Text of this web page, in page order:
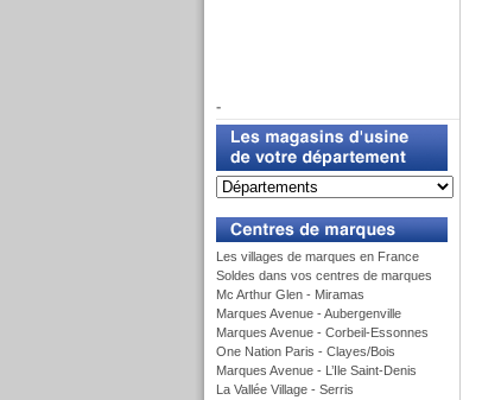
-
Les villages de marques en France
Soldes dans vos centres de marques
Mc Arthur Glen - Miramas
Marques Avenue - Aubergenville
Marques Avenue - Corbeil-Essonnes
One Nation Paris - Clayes/Bois
Marques Avenue - L’Ile Saint-Denis
La Vallée Village - Serris